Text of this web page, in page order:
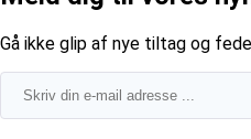
​Gå ikke glip af nye tiltag og